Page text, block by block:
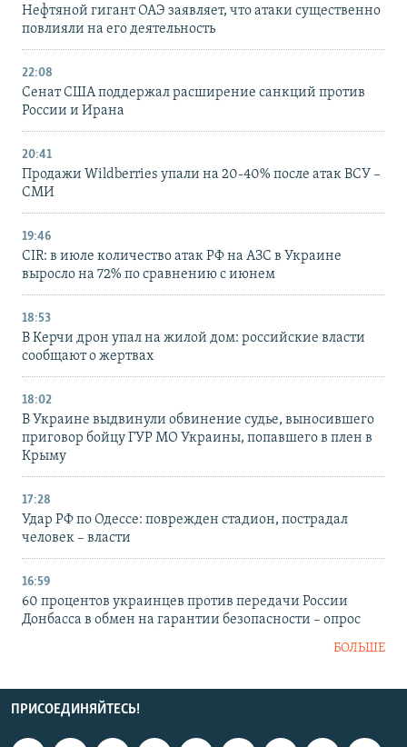
Нефтяной гигант ОАЭ заявляет, что атаки существенно
повлияли на его деятельность
22:08
Сенат США поддержал расширение санкций против
России и Ирана
20:41
Продажи Wildberries упали на 20-40% после атак ВСУ –
СМИ
19:46
CIR: в июле количество атак РФ на АЗС в Украине
выросло на 72% по сравнению с июнем
18:53
В Керчи дрон упал на жилой дом: российские власти
сообщают о жертвах
18:02
В Украине выдвинули обвинение судье, выносившего
приговор бойцу ГУР МО Украины, попавшего в плен в
Крыму
17:28
Удар РФ по Одессе: поврежден стадион, пострадал
человек – власти
16:59
60 процентов украинцев против передачи России
Донбасса в обмен на гарантии безопасности – опрос
БОЛЬШЕ
ПРИСОЕДИНЯЙТЕСЬ!